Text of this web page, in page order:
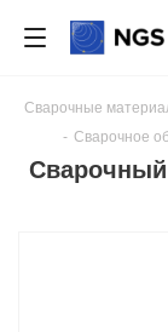
Сварочные
- Сварочное
Сварочный